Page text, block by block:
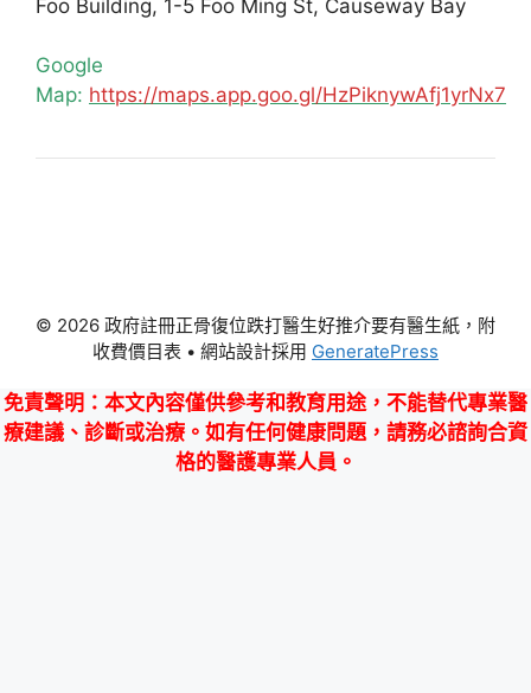
Foo Building, 1-5 Foo Ming St, Causeway Bay
Google
Map: https://maps.app.goo.gl/HzPiknywAfj1yrNx7
© 2026 政府註冊正骨復位跌打醫生好推介要有醫生紙，附
收費價目表 • 網站設計採用 GeneratePress
免責聲明 ：本文內容僅供參考和教育用途，不能替代專業醫
療建議、診斷或治療。如有任何健康問題，請務必諮詢合資
格的醫護專業人員。